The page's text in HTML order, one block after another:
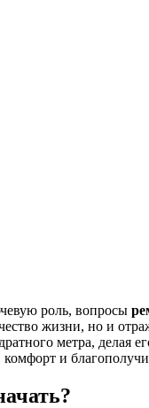
роль, вопросы
жизни, но и
метра,
и